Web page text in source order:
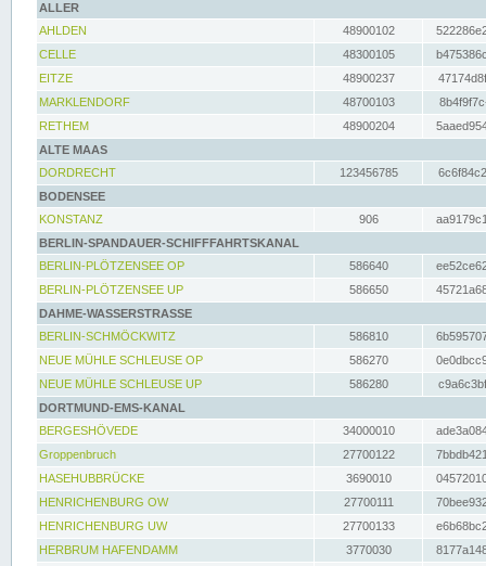
ALLER
AHLDEN
48900102
CELLE
48300105
EITZE
48900237
MARKLENDORF
48700103
RETHEM
48900204
ALTE MAAS
DORDRECHT
123456785
BODENSEE
KONSTANZ
906
BERLIN-SPANDAUER-SCHIFFFAHRTSKANAL
BERLIN-PLÖTZENSEE OP
586640
BERLIN-PLÖTZENSEE UP
586650
DAHME-WASSERSTRASSE
BERLIN-SCHMÖCKWITZ
586810
NEUE MÜHLE SCHLEUSE OP
586270
NEUE MÜHLE SCHLEUSE UP
586280
DORTMUND-EMS-KANAL
BERGESHÖVEDE
34000010
Groppenbruch
27700122
HASEHUBBRÜCKE
3690010
HENRICHENBURG OW
27700111
HENRICHENBURG UW
27700133
HERBRUM HAFENDAMM
3770030